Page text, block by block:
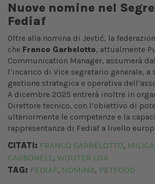
Nuove nomine nel
Fediaf
Oltre alla nomina di Jevtić, la
che Franco Garbelotto, attualmente
Communication Manager, assumerà
l’incarico di Vice segretario generale,
gestione strategica e operativa
A dicembre 2025 entrerà inoltre in
Direttore tecnico, con l’obiettivo di
ulteriormente le competenze e la
rappresentanza di Fediaf a livello
CITATI: FRANCO GARBELOTTO,
CARBONELL, WOUTER LOX
TAG: FEDIAF, NOMINA, PETFOOD